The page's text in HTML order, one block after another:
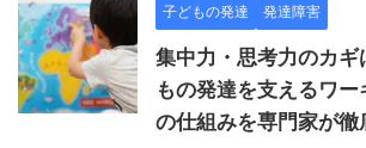
子どもの発達 発達障害
集中力・思考力のカギ
もの発達を支えるワー
の仕組みを専門家が徹